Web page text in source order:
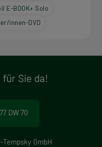
E-BOOK+ Solo
innen-DVD
Sie da!
DW 70
GmbH